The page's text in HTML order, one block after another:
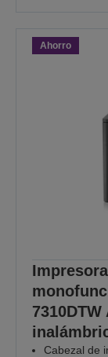
Ahorro
Cabezal de